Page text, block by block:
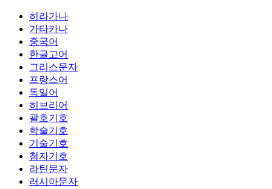
히라가나
가타카나
중국어
한글고어
그리스문자
프랑스어
독일어
히브리어
괄호기호
학술기호
기술기호
첨자기호
라틴문자
러시아문자